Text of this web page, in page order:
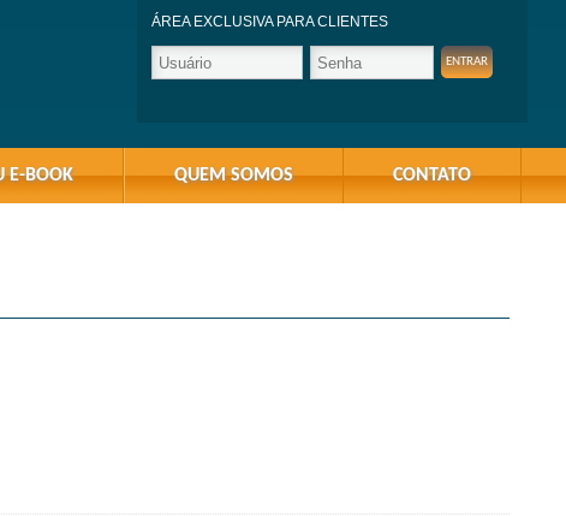
ÁREA EXCLUSIVA PARA CLIENTES
E-BOOK QUEM SOMOS CONTATO